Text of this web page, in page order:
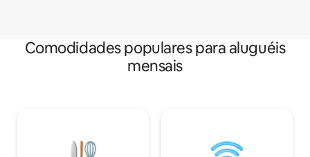
Comodidades populares para aluguéis
mensais